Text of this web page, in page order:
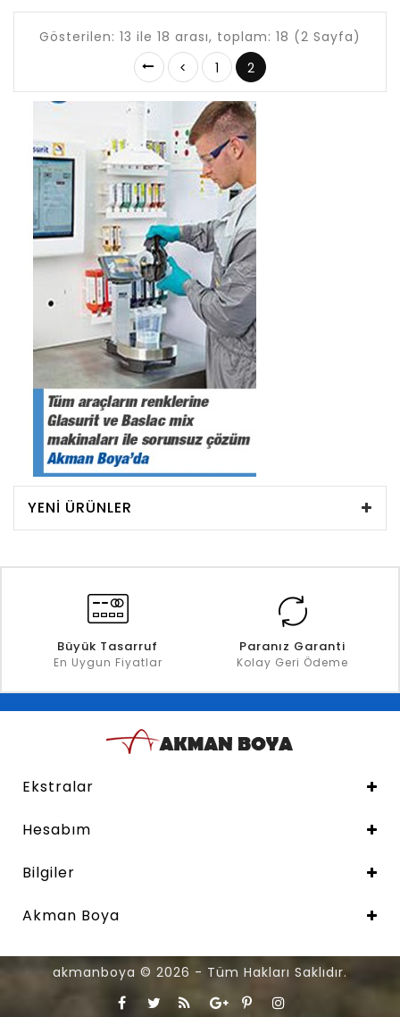
Gösterilen: 13 ile 18 arası, toplam: 18 (2 Sayfa)
<
1 2
YENI ÜRÜNLER
Büyük Tasarruf
En Uygun Fiyatlar
Paranız Garanti
Kolay Geri Ödeme
Ekstralar
Hesabım
Bilgiler
Akman Boya
akmanboya © 2026 - Tüm Hakları Saklıdır.